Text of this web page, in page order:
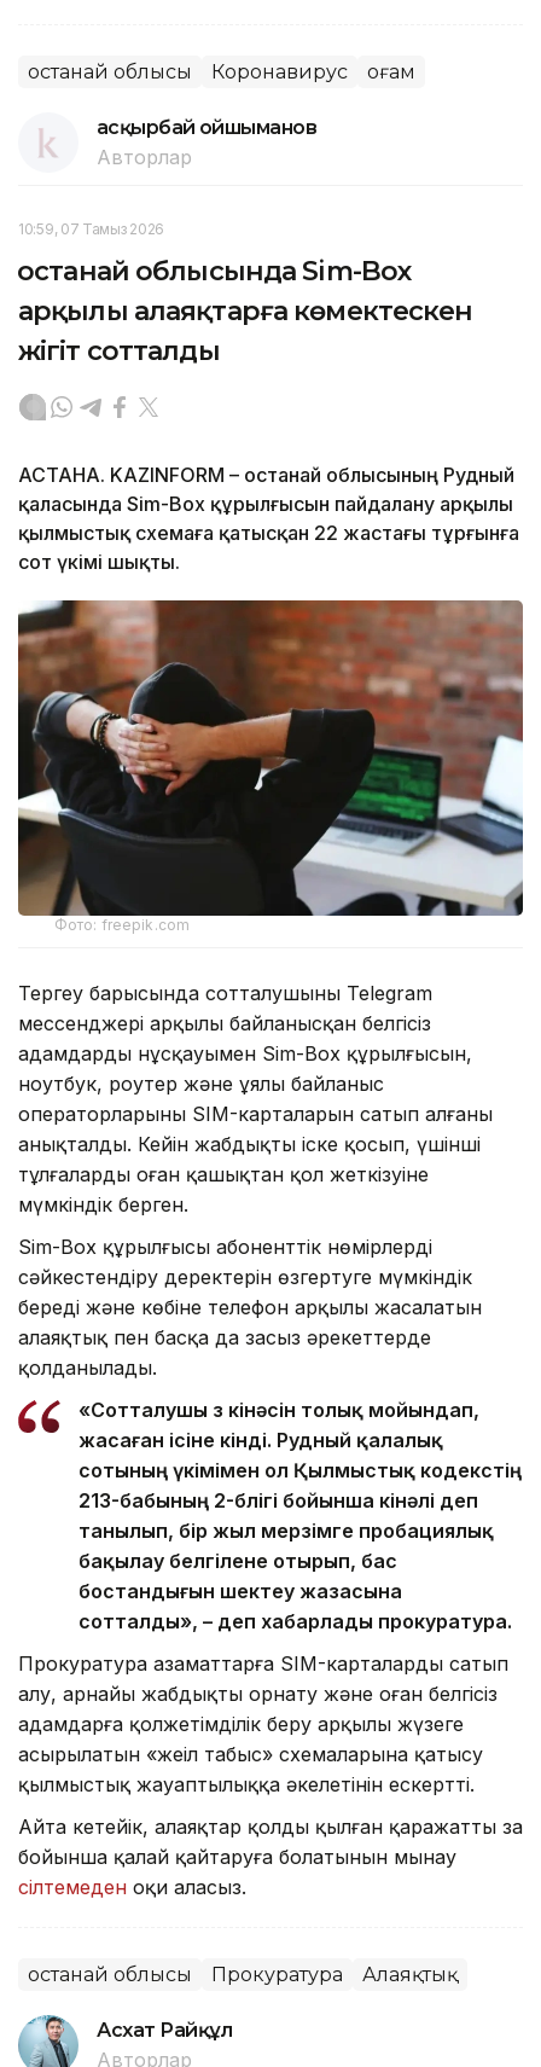
Қостанай облысы Коронавирус Қоғам
Қасқырбай Қойшыманов
Авторлар
10:59, 07 Тамыз 2026
Қостанай облысында Sim-Box
арқылы алаяқтарға көмектескен
жігіт сотталды
АСТАНА. KAZINFORM – Қостанай облысының Рудный
қаласында Sim-Box құрылғысын пайдалану арқылы
қылмыстық схемаға қатысқан 22 жастағы тұрғынға
сот үкімі шықты.
Фото: freepik.com
Тергеу барысында сотталушының Telegram
мессенджері арқылы байланысқан белгісіз
адамдардың нұсқауымен Sim-Box құрылғысын,
ноутбук, роутер және ұялы байланыс
операторларының SIM-карталарын сатып алғаны
анықталды. Кейін жабдықты іске қосып, үшінші
тұлғалардың оған қашықтан қол жеткізуіне
мүмкіндік берген.
Sim-Box құрылғысы абоненттік нөмірлердің
сәйкестендіру деректерін өзгертуге мүмкіндік
береді және көбіне телефон арқылы жасалатын
алаяқтық пен басқа да заңсыз әрекеттерде
қолданылады.
«Сотталушы өз кінәсін толық мойындап,
жасаған ісіне өкінді. Рудный қалалық
сотының үкімімен ол Қылмыстық кодекстің
213-бабының 2-бөлігі бойынша кінәлі деп
танылып, бір жыл мерзімге пробациялық
бақылау белгілене отырып, бас
бостандығын шектеу жазасына
сотталды», – деп хабарлады прокуратура.
Прокуратура азаматтарға SIM-карталарды сатып
алу, арнайы жабдықты орнату және оған белгісіз
адамдарға қолжетімділік беру арқылы жүзеге
асырылатын «жеңіл табыс» схемаларына қатысу
қылмыстық жауаптылыққа әкелетінін ескертті.
Айта кетейік, алаяқтар қолды қылған қаражатты заң
бойынша қалай қайтаруға болатынын мынау
сілтемеден оқи аласыз.
Қостанай облысы Прокуратура Алаяқтық
Асхат Райқұл
Авторлар